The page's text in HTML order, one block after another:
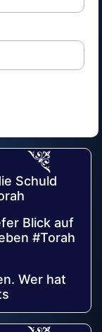
Schuld
Blick auf
#Torah
Wer hat